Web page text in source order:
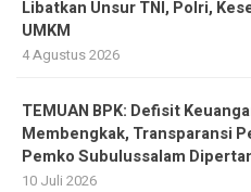
Libatkan Unsur TNI, Polri,
UMKM
4 Agustus 2026
TEMUAN BPK: Defisit
Membengkak, Transparansi
Pemko Subulussalam
10 Juli 2026